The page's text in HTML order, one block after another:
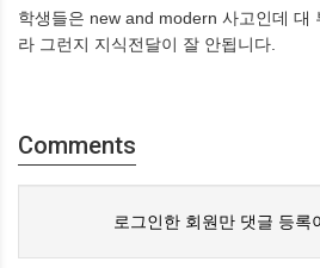
학생들은 new and modern 사고인데 대
라 그런지 지식전달이 잘 안됩니다.
Comments
로그인한 회원만 댓글 등록